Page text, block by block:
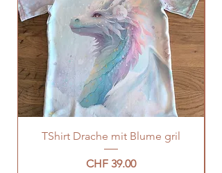
TShirt Drache mit Blume gril
Preis
CHF 39.00